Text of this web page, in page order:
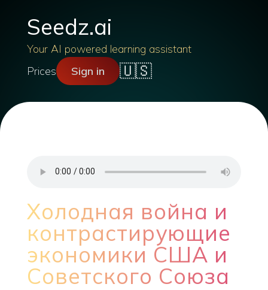
Seedz.ai
Your AI powered learning assistant
Prices
Sign in 🇺🇸
Холодная война и
контрастирующие
экономики США и
Советского Союза